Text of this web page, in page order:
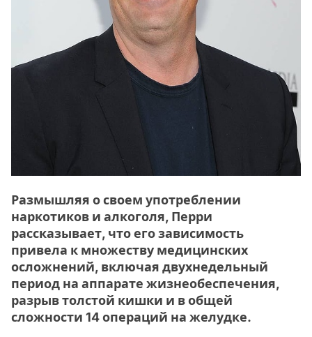
Размышляя о своем употреблении
наркотиков и алкоголя, Перри
рассказывает, что его зависимость
привела к множеству медицинских
осложнений, включая двухнедельный
период на аппарате жизнеобеспечения,
разрыв толстой кишки и в общей
сложности 14 операций на желудке.